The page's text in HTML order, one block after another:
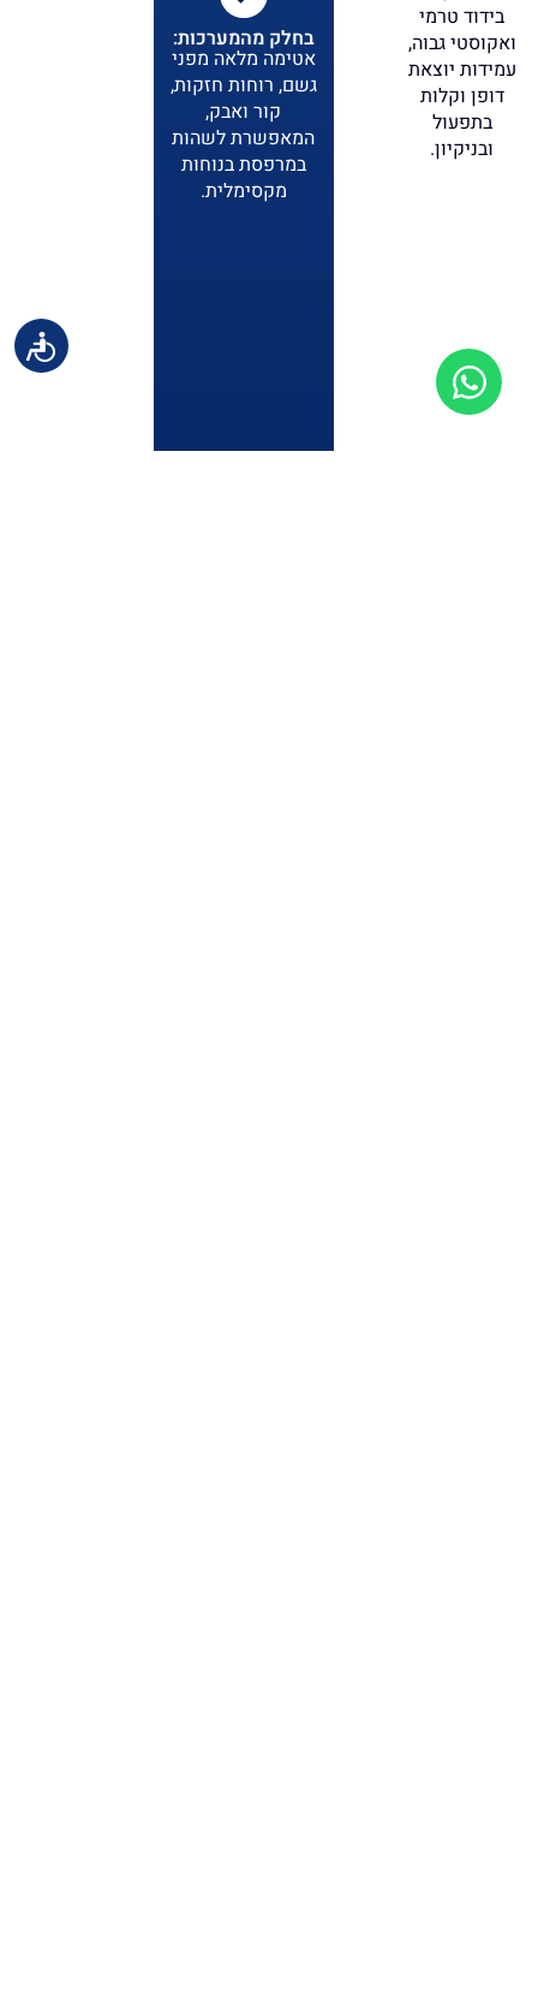
בידוד טרמי
ואקוסטי גבוה,
עמידות יוצאת
דופן וקלות
בתפעול
ובניקיון.
בחלק מהמערכות:
אטימה מלאה מפני
גשם, רוחות חזקות,
קור ואבק,
המאפשרת לשהות
במרפסת בנוחות
מקסימלית.